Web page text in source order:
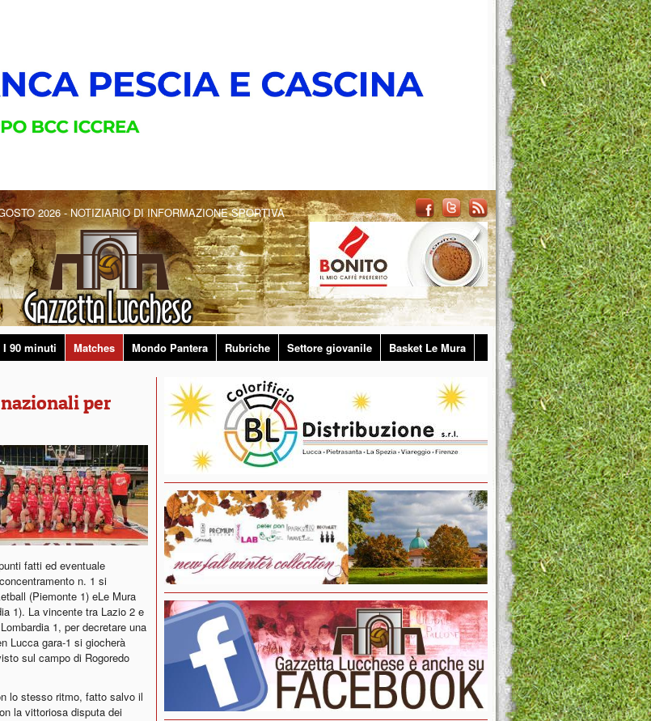
2026 - NOTIZIARIO DI INFORMAZIONE SPORTIVA
I 90 minuti Matches Mondo Pantera Rubriche Settore giovanile Basket Le Mura
per
fatti ed eventuale
n. 1 si
(Piemonte 1) eLe Mura
1). La vincente tra Lazio 2 e
1, per decretare una
Lucca gara-1 si giocherà
sul campo di Rogoredo
lo stesso ritmo, fatto salvo il
la vittoriosa disputa dei